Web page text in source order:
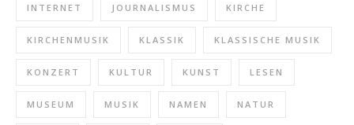
INTERNET JOURNALISMUS KIRCHE
KIRCHENMUSIK KLASSIK KLASSISCHE MUSIK
KONZERT KULTUR KUNST LESEN
MUSEUM MUSIK NAMEN NATUR